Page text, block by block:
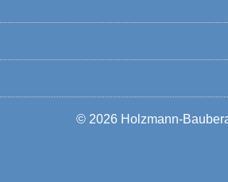
© 2026 Holzmann-